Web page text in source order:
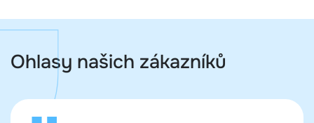
Ohlasy našich zákazníků